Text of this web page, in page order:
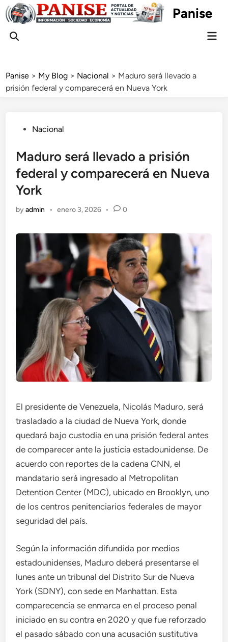
Skip
to
content
Panise
Open
Panise > My Blog > Nacional > Maduro será llevado a
prisión federal y comparecerá en Nueva York
PostedNacional
Maduro será llevado a prisión
federal y comparecerá en Nueva
York
byadmin • enero 3, 2026 • 0
El presidente de Venezuela, Nicolás Maduro, será
trasladado a la ciudad de Nueva York, donde
quedará bajo custodia en una prisión federal antes
de comparecer ante la justicia estadounidense. De
acuerdo con reportes de la cadena CNN, el
mandatario será ingresado al Metropolitan
Detention Center (MDC), ubicado en Brooklyn, uno
de los centros penitenciarios federales de mayor
seguridad del país.
Según la información difundida por medios
estadounidenses, Maduro deberá presentarse el
lunes ante un tribunal del Distrito Sur de Nueva
York (SDNY), con sede en Manhattan. Esta
comparecencia se enmarca en el proceso penal
iniciado en su contra en 2020 y que fue reforzado
el pasado sábado con una acusación sustitutiva